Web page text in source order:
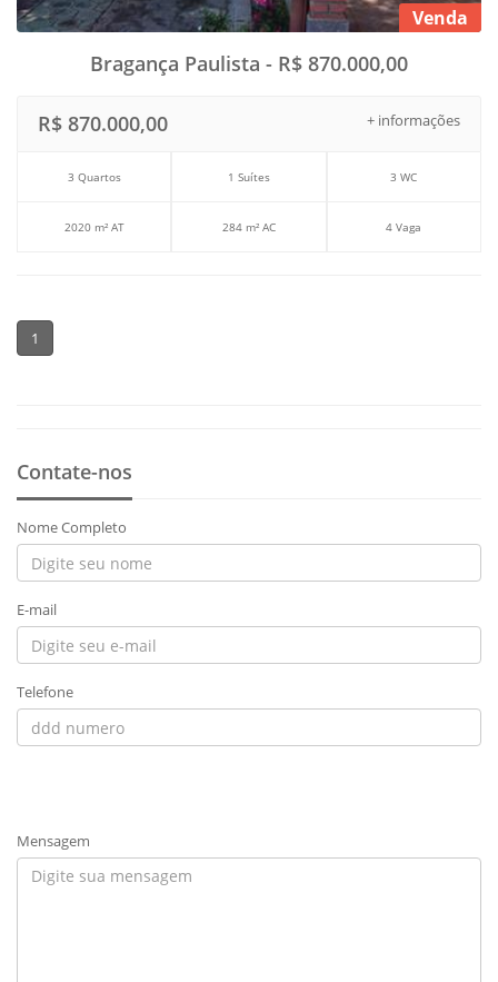
Venda
Bragança Paulista - R$ 870.000,00
+ informações
R$ 870.000,00
3 Quartos 1 Suítes 3 WC
2020 m² AT 284 m² AC 4 Vaga
1
Contate-nos
Nome Completo
E-mail
Telefone
Mensagem